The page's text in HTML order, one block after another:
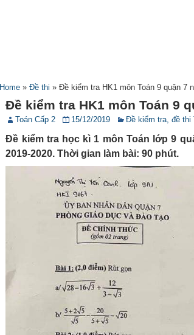
Home »Đề thi »Đề kiểm tra HK1 môn Toán 9 quận 7
Đề kiểm tra HK1 môn Toán 9
Toán Cấp 2 15/12/2019 Đề kiểm tra, đề thi
Đề kiểm tra học kì 1 môn Toán lớp 9
2019-2020. Thời gian làm bài: 90 phút.